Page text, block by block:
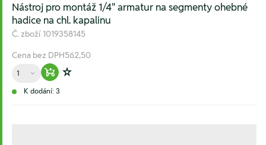
Nástroj pro montáž 1/4" armatur na segmenty ohebné
hadice na chl. kapalinu
Č. zboží 1019358145
Cena bez DPH562,50
Množství
Warenkorb hinzufügen
Zur Wunschliste hinzufügen
K dodání: 3